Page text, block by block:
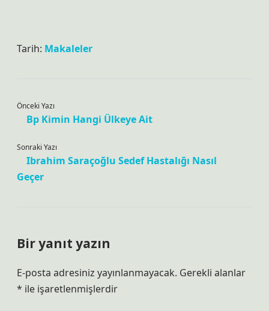
Tarih: Makaleler
Önceki Yazı
Bp Kimin Hangi Ülkeye Ait
Sonraki Yazı
Ibrahim Saraçoğlu Sedef Hastalığı Nasıl
Geçer
Bir yanıt yazın
E-posta adresiniz yayınlanmayacak. Gerekli alanlar
* ile işaretlenmişlerdir